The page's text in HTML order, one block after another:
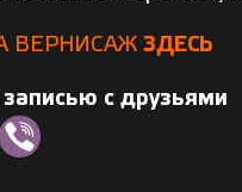
ВЕРНИСАЖ ЗДЕСЬ
записью с друзьями